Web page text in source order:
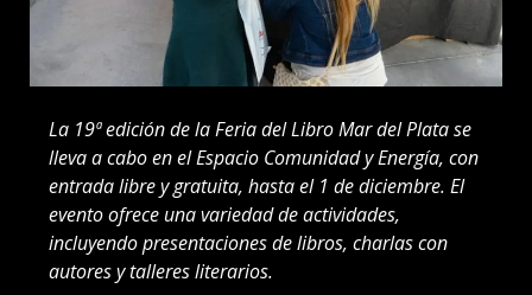
La 19ª edición de la Feria del Libro Mar del Plata se
lleva a cabo en el Espacio Comunidad y Energía, con
entrada libre y gratuita, hasta el 1 de diciembre. El
evento ofrece una variedad de actividades,
incluyendo presentaciones de libros, charlas con
autores y talleres literarios.